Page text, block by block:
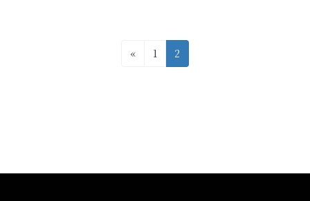
ジ
«
固1
固
定
2